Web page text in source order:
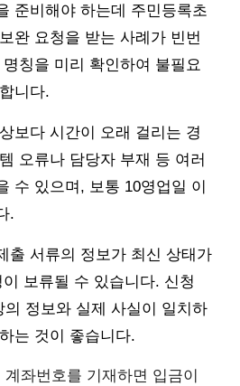
준비해야 하는데 주민등록초
완 요청을 받는 사례가 빈번
칭을 미리 확인하여 불필요
니다.
보다 시간이 오래 걸리는 경
오류나 담당자 부재 등 여러
수 있으며, 보통 10영업일 이
.
출 서류의 정보가 최신 상태가
보류될 수 있습니다. 신청
의 정보와 실제 사실이 일치하
는 것이 좋습니다.
계좌번호를 기재하면 입금이